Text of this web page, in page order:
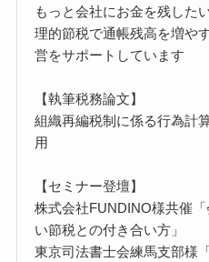
もっと会社にお金を残した
理的節税で通帳残高を増や
営をサポートしています
【執筆税務論文】
組織再編税制に係る行為計
用
【セミナー登壇】
株式会社FUNDINO様共催
い節税との付き合い方」
東京司法書士会練馬支部様